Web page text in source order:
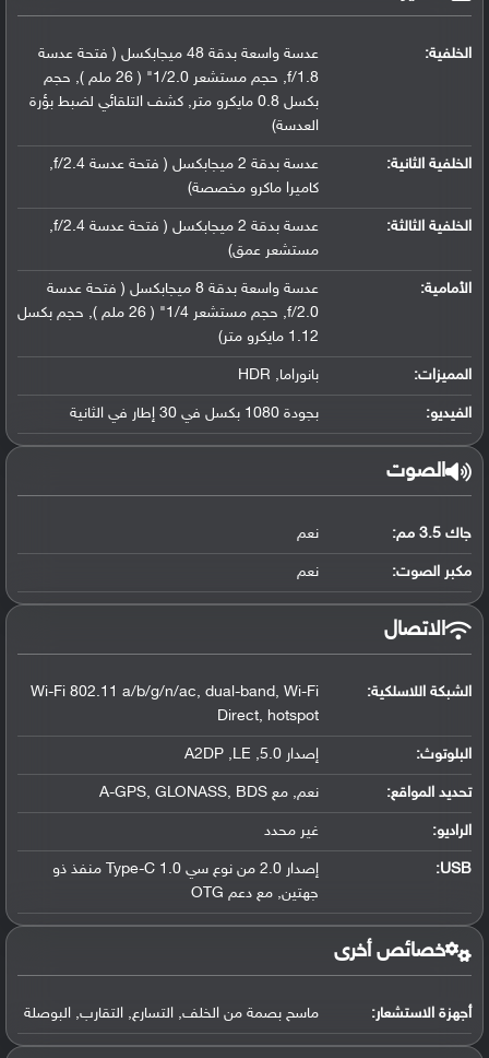
الخلفية:
عدسة واسعة بدقة 48 ميجابكسل ( فتحة عدسة
f/1.8, حجم مستشعر 1/2.0" ( 26 ملم ), حجم
بكسل 0.8 مايكرو متر, كشف التلقائي لضبط بؤرة
العدسة)
الخلفية الثانية:
عدسة بدقة 2 ميجابكسل ( فتحة عدسة f/2.4,
كاميرا ماكرو مخصصة)
الخلفية الثالثة:
عدسة بدقة 2 ميجابكسل ( فتحة عدسة f/2.4,
مستشعر عمق)
الأمامية:
عدسة واسعة بدقة 8 ميجابكسل ( فتحة عدسة
f/2.0, حجم مستشعر 1/4" ( 26 ملم ), حجم بكسل
1.12 مايكرو متر)
المميزات: بانوراما, HDR
الفيديو: بجودة 1080 بكسل في 30 إطار في الثانية
الصوت
جاك 3.5 مم: نعم
مكبر الصوت: نعم
الاتصال
الشبكة اللاسلكية:
Wi-Fi 802.11 a/b/g/n/ac, dual-band, Wi-Fi
Direct, hotspot
البلوتوث: إصدار 5.0, A2DP ,LE
تحديد المواقع: نعم, مع A-GPS, GLONASS, BDS
الراديو: غير محدد
USB
:
إصدار 2.0 من نوع سي Type-C 1.0 منفذ ذو
جهتين, مع دعم OTG
خصائص أخرى
أجهزة الاستشعار: ماسح بصمة من الخلف, التسارع, التقارب, البوصلة